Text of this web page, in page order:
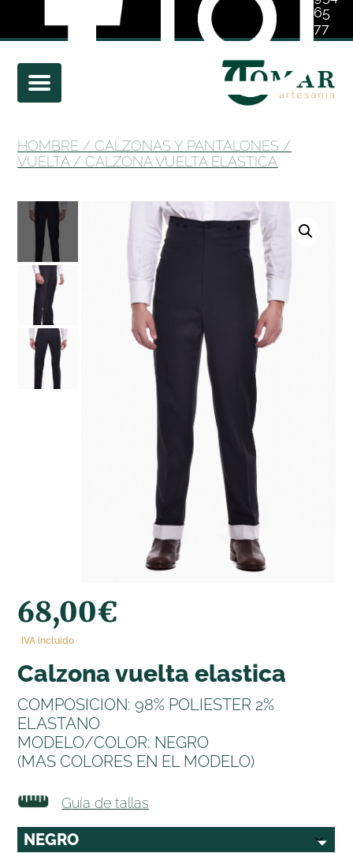
65
77
01
HOMBRE /CALZONAS Y PANTALONES /
VUELTA / CALZONA VUELTA ELASTICA
68,00€
IVA incluido
calzona vuelta elastica
COMPOSICION: 98% POLIESTER 2%
ELASTANO
MODELO/COLOR: NEGRO
(MAS COLORES EN EL MODELO)
Guía de tallas